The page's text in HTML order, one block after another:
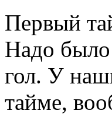
Первый
Надо было
гол. У
тайме,